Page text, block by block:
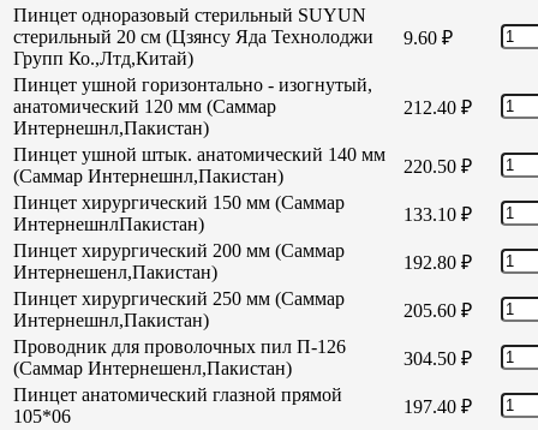
Пинцет одноразовый стерильный SUYUN
стерильный 20 см (Цзянсу Яда Технолоджи
Групп Ко.,Лтд,Китай)
9.60 ₽
Пинцет ушной горизонтально - изогнутый,
анатомический 120 мм (Саммар
Интернешнл,Пакистан)
212.40 ₽
Пинцет ушной штык. анатомический 140 мм
(Саммар Интернешнл,Пакистан)
220.50 ₽
Пинцет хирургический 150 мм (Саммар
ИнтернешнлПакистан)
133.10 ₽
Пинцет хирургический 200 мм (Саммар
Интернешенл,Пакистан)
192.80 ₽
Пинцет хирургический 250 мм (Саммар
Интернешнл,Пакистан)
205.60 ₽
Проводник для проволочных пил П-126
(Саммар Интернешенл,Пакистан)
304.50 ₽
Пинцет анатомический глазной прямой
105*06
197.40 ₽